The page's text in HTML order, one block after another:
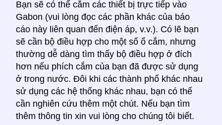
Bạn sẽ có thể cắm các thiết bị trực tiếp vào
Gabon (vui lòng đọc các phần khác của báo
cáo này liên quan đến điện áp, v.v.). Có lẽ bạn
sẽ cần bộ điều hợp cho một số ổ cắm, nhưng
thường dễ dàng tìm thấy bộ điều hợp ở đích
hơn nếu phích cắm của bạn đã được sử dụng
ở trong nước. Đôi khi các thành phố khác nhau
sử dụng các hệ thống khác nhau, bạn có thể
cần nghiên cứu thêm một chút. Nếu bạn tìm
thêm thông tin xin vui lòng cho chúng tôi biết.